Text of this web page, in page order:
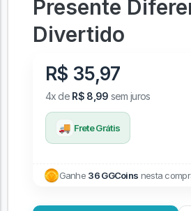
Presente
Divertido
R$ 35,97
4x de R$ 8,99 sem juros
🚚 Frete Grátis
Ganhe 36 GGCoins nesta